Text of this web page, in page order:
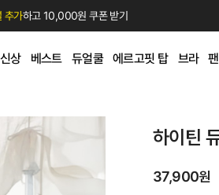
추가하고 10,000원 쿠폰 받기
신상 베스트 듀얼쿨 에르고핏 탑 브라
하이틴
37,900원